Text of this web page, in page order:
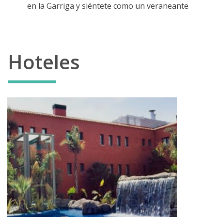
en la Garriga y siéntete como un veraneante
Hoteles